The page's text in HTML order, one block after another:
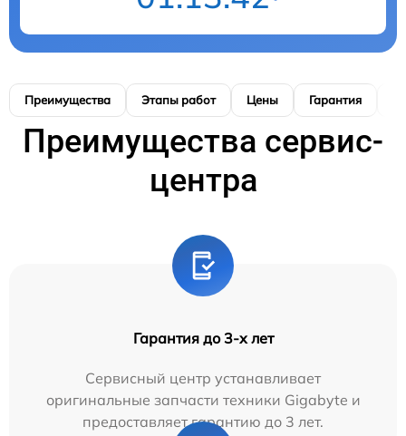
Преимущества Этапы работ Цены Гарантия
Преимущества сервис-
центра
Гарантия до 3-х лет
Сервисный центр устанавливает
оригинальные запчасти техники Gigabyte и
предоставляет гарантию до 3 лет.